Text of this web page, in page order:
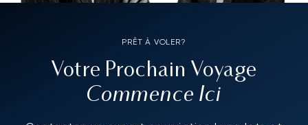
PRÊT À VOLER?
Votre Prochain Voyage
Commence Ici